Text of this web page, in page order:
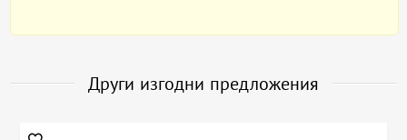
Други изгодни предложения